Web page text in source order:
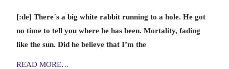
[:de] There´s a big white rabbit running to a hole. He got
no time to tell you where he has been. Mortality, fading
like the sun. Did he believe that I’m the
READ MORE…